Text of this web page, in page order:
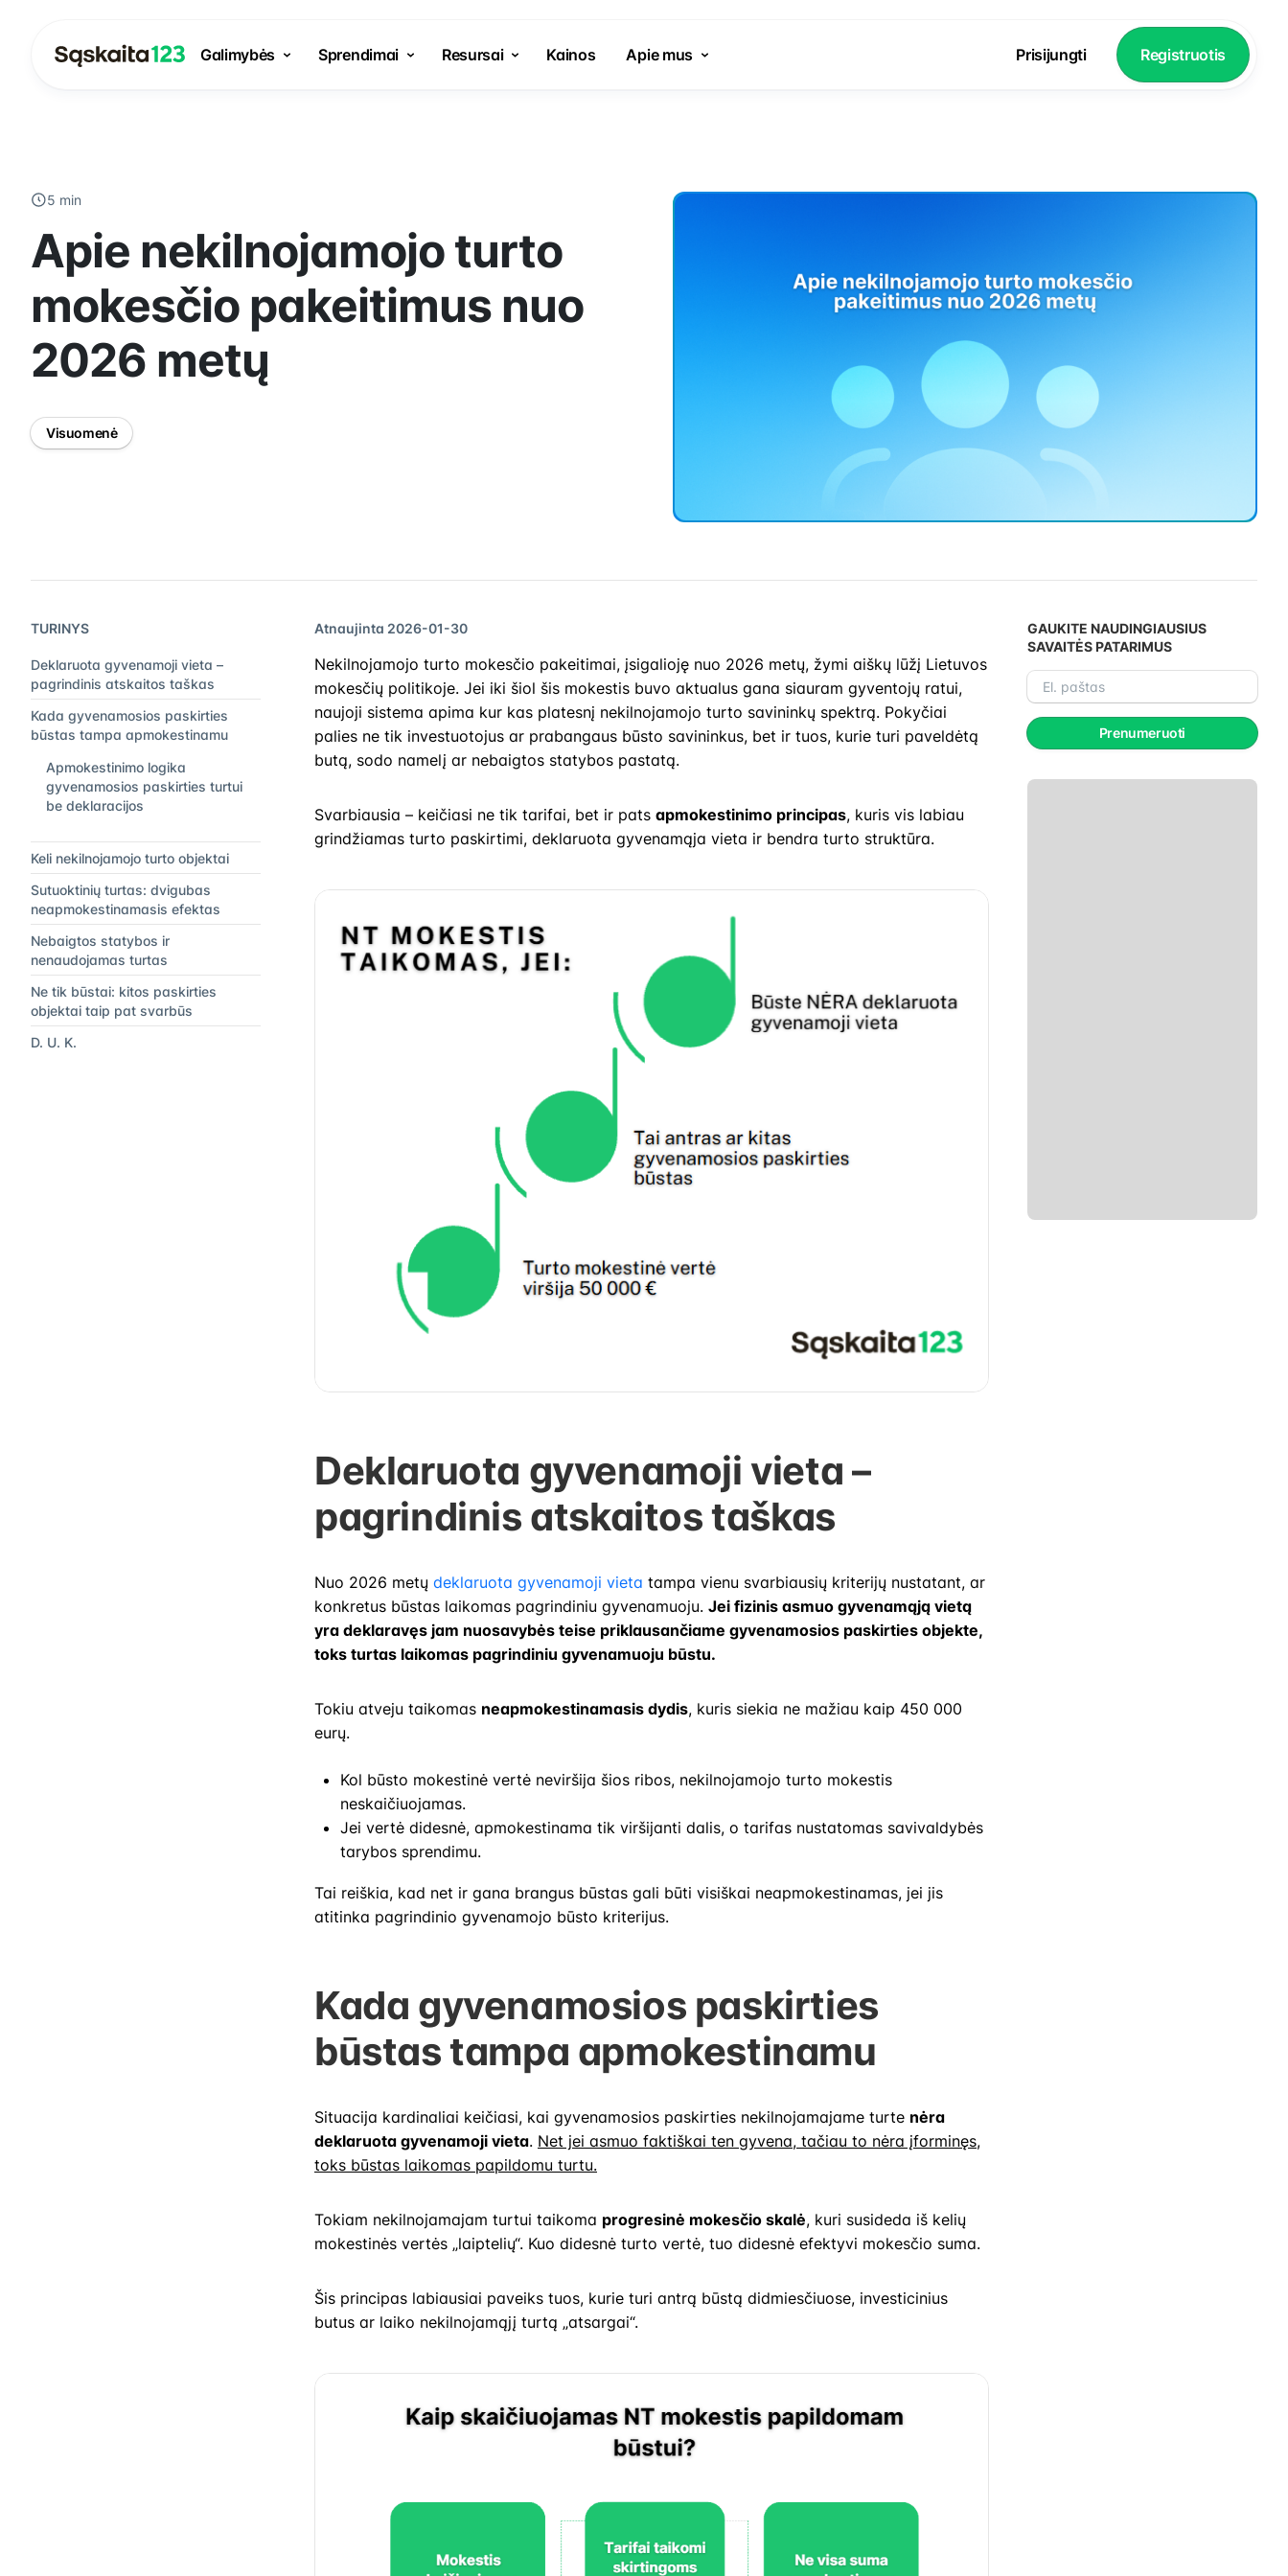
Galimybės Sprendimai Resursai Kainos Apie mus Prisijungti Registruotis
5 min
Apie nekilnojamojo turto
mokesčio pakeitimus nuo
2026 metų
Visuomenė
TURINYS
Deklaruota gyvenamoji vieta –
pagrindinis atskaitos taškas
Kada gyvenamosios paskirties
būstas tampa apmokestinamu
Apmokestinimo logika
gyvenamosios paskirties turtui
be deklaracijos
Keli nekilnojamojo turto objektai
Sutuoktinių turtas: dvigubas
neapmokestinamasis efektas
Nebaigtos statybos ir
nenaudojamas turtas
Ne tik būstai: kitos paskirties
objektai taip pat svarbūs
D. U. K.
Atnaujinta 2026-01-30
Nekilnojamojo turto mokesčio pakeitimai, įsigalioję nuo 2026 metų, žymi aiškų lūžį Lietuvos
mokesčių politikoje. Jei iki šiol šis mokestis buvo aktualus gana siauram gyventojų ratui,
naujoji sistema apima kur kas platesnį nekilnojamojo turto savininkų spektrą. Pokyčiai
palies ne tik investuotojus ar prabangaus būsto savininkus, bet ir tuos, kurie turi paveldėtą
butą, sodo namelį ar nebaigtos statybos pastatą.
Svarbiausia – keičiasi ne tik tarifai, bet ir pats apmokestinimo principas, kuris vis labiau
grindžiamas turto paskirtimi, deklaruota gyvenamąja vieta ir bendra turto struktūra.
Deklaruota gyvenamoji vieta –
pagrindinis atskaitos taškas
Nuo 2026 metų deklaruota gyvenamoji vieta tampa vienu svarbiausių kriterijų nustatant, ar
konkretus būstas laikomas pagrindiniu gyvenamuoju. Jei fizinis asmuo gyvenamąją vietą
yra deklaravęs jam nuosavybės teise priklausančiame gyvenamosios paskirties objekte,
toks turtas laikomas pagrindiniu gyvenamuoju būstu.
Tokiu atveju taikomas neapmokestinamasis dydis, kuris siekia ne mažiau kaip 450 000
eurų.
Kol būsto mokestinė vertė neviršija šios ribos, nekilnojamojo turto mokestis
neskaičiuojamas.
Jei vertė didesnė, apmokestinama tik viršijanti dalis, o tarifas nustatomas savivaldybės
tarybos sprendimu.
Tai reiškia, kad net ir gana brangus būstas gali būti visiškai neapmokestinamas, jei jis
atitinka pagrindinio gyvenamojo būsto kriterijus.
Kada gyvenamosios paskirties
būstas tampa apmokestinamu
Situacija kardinaliai keičiasi, kai gyvenamosios paskirties nekilnojamajame turte nėra
deklaruota gyvenamoji vieta. Net jei asmuo faktiškai ten gyvena, tačiau to nėra įforminęs,
toks būstas laikomas papildomu turtu.
Tokiam nekilnojamajam turtui taikoma progresinė mokesčio skalė, kuri susideda iš kelių
mokestinės vertės „laiptelių“. Kuo didesnė turto vertė, tuo didesnė efektyvi mokesčio suma.
Šis principas labiausiai paveiks tuos, kurie turi antrą būstą didmiesčiuose, investicinius
butus ar laiko nekilnojamąjį turtą „atsargai“.
GAUKITE NAUDINGIAUSIUS
SAVAITĖS PATARIMUS
El.
paštas
Prenumeruoti